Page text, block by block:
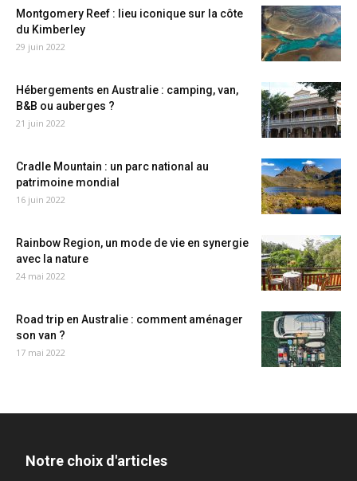
Montgomery Reef : lieu iconique sur la côte
du Kimberley
29 juin 2022
Hébergements en Australie : camping, van,
B&B ou auberges ?
21 juin 2022
Cradle Mountain : un parc national au
patrimoine mondial
16 juin 2022
Rainbow Region, un mode de vie en synergie
avec la nature
24 mai 2022
Road trip en Australie : comment aménager
son van ?
17 mai 2022
Notre choix d'articles